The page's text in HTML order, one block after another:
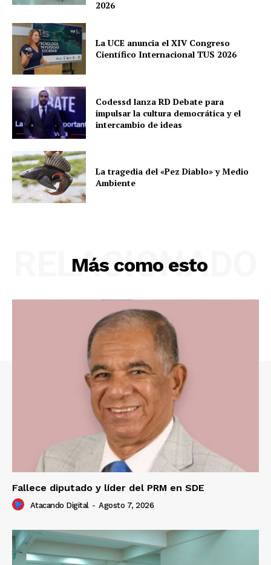
2026
La UCE anuncia el XIV Congreso
Científico Internacional TUS 2026
Codessd lanza RD Debate para
impulsar la cultura democrática y el
intercambio de ideas
La tragedia del «Pez Diablo» y Medio
Ambiente
Más como esto
RELACIONADO
Fallece diputado y líder del PRM en SDE
Atacando Digital - Agosto 7, 2026